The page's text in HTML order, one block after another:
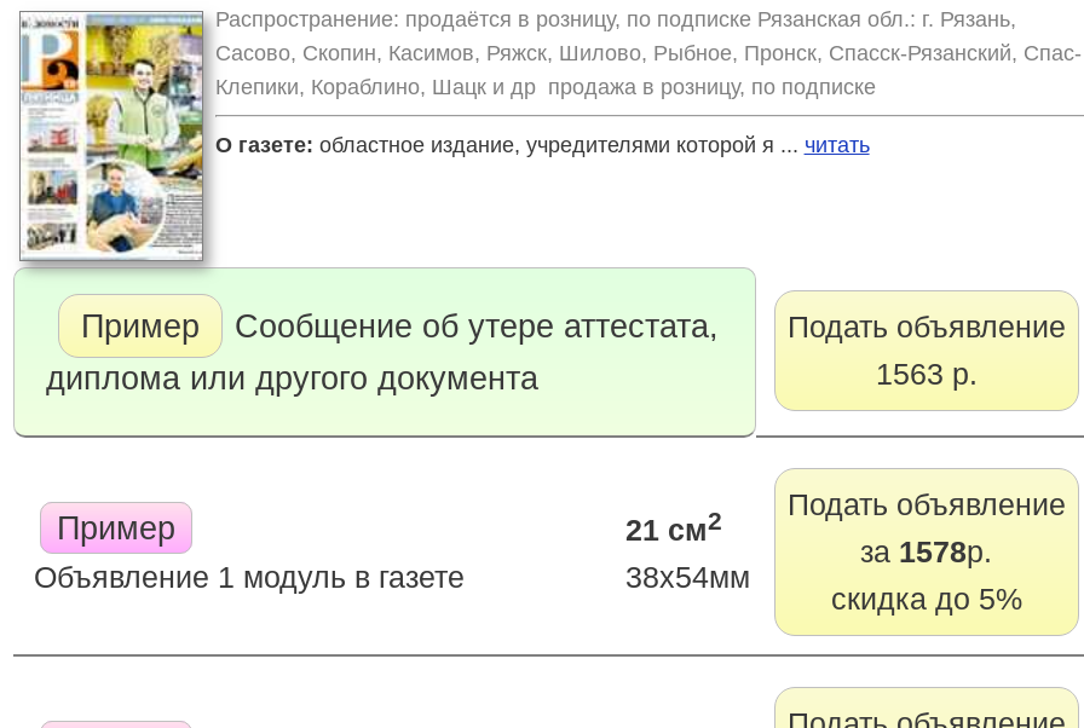
Распространение: продаётся в розницу, по подписке Рязанская обл.: г. Рязань,
Сасово, Скопин, Касимов, Ряжск, Шилово, Рыбное, Пронск, Спасск-Рязанский, Спас-
Клепики, Кораблино, Шацк и др продажа в розницу, по подписке
О газете: областное издание, учредителями которой я ... читать
Пример
Сообщение об утере аттестата,
диплома или другого документа
Подать объявление
1563 р.
Пример
Объявление 1 модуль в газете
21 см2
38х54мм
Подать объявление
за 1578р.
скидка до 5%